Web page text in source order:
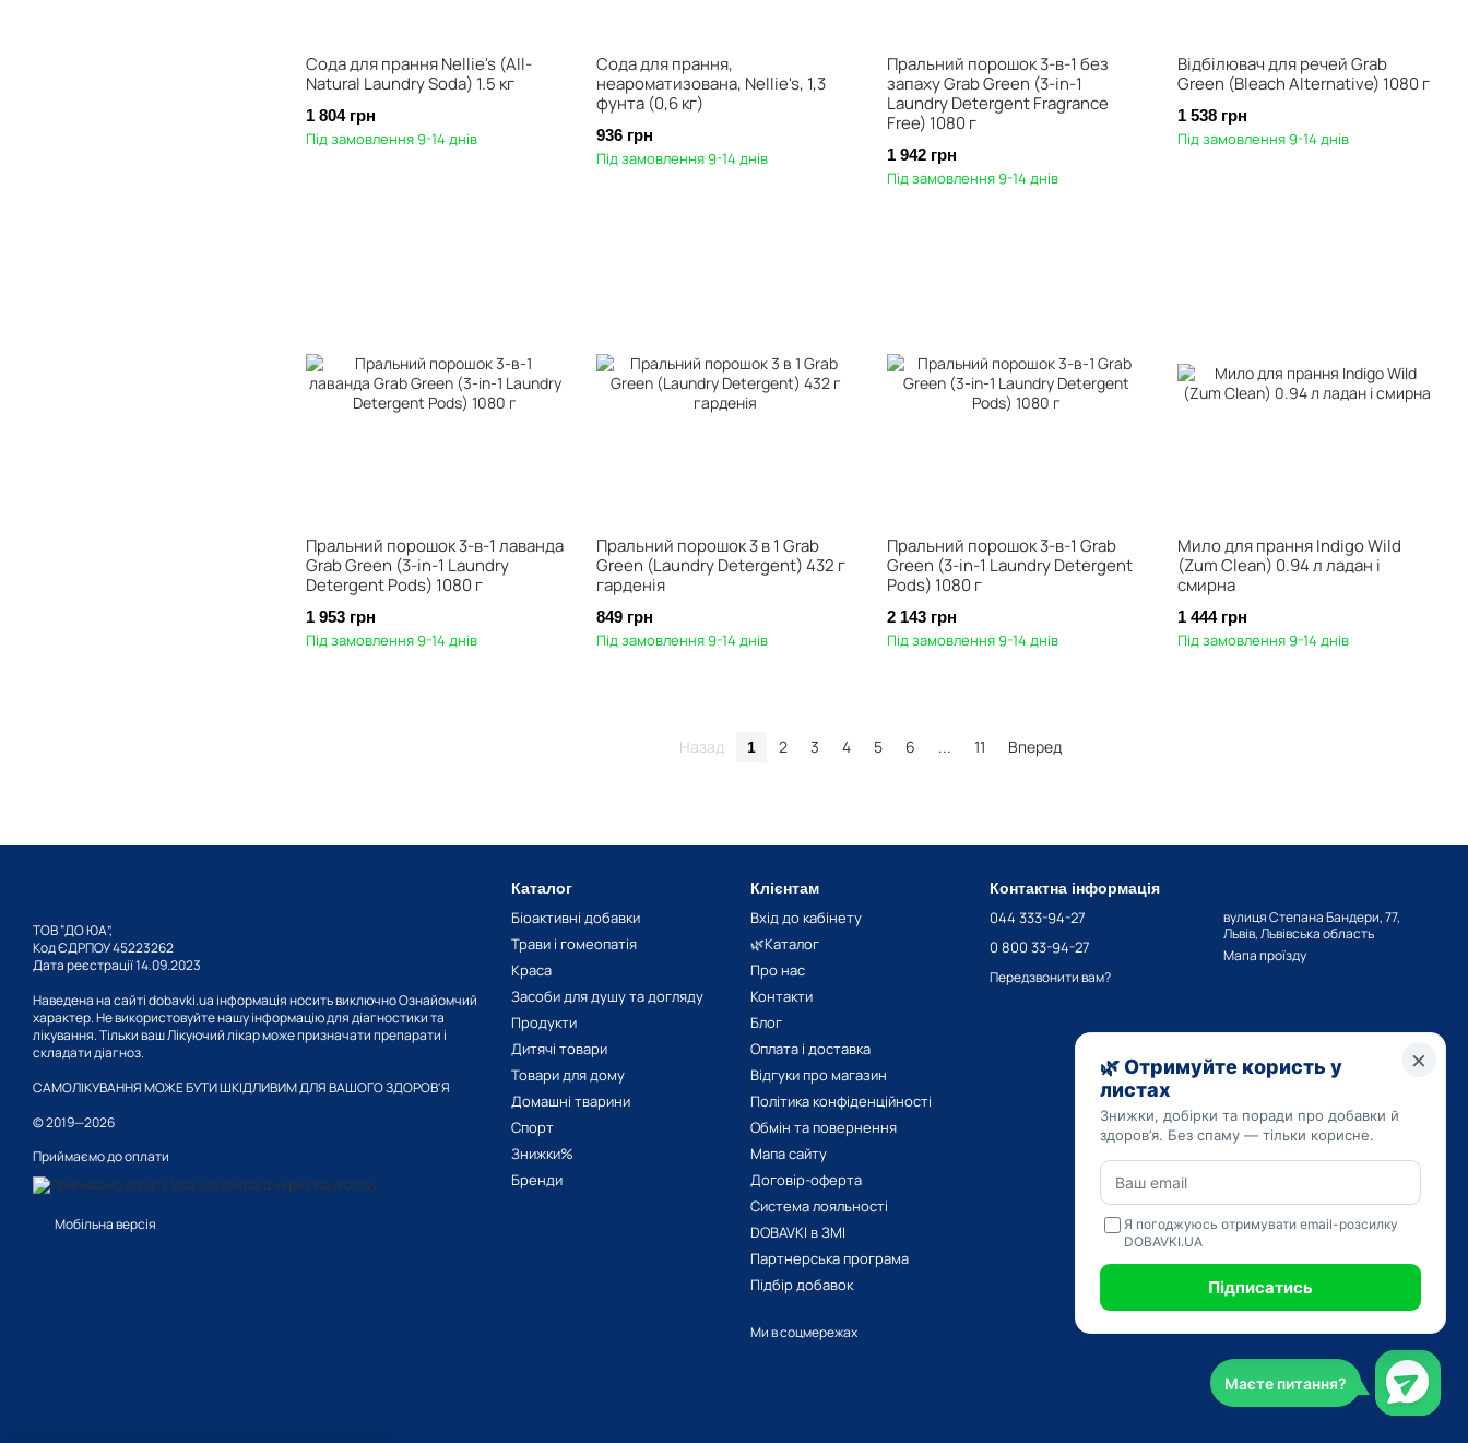
Сода для прання Nellie's (All-
Natural Laundry Soda) 1.5 кг
1 804 грн
Під замовлення 9-14 днів
Сода для прання,
неароматизована, Nellie's, 1,3
фунта (0,6 кг)
936 грн
Під замовлення 9-14 днів
Пральний порошок 3-в-1 без
запаху Grab Green (3-in-1
Laundry Detergent Fragrance
Free) 1080 г
1 942 грн
Під замовлення 9-14 днів
Відбілювач для речей Grab
Green (Bleach Alternative) 1080 г
1 538 грн
Під замовлення 9-14 днів
Пральний порошок 3-в-1 лаванда
Grab Green (3-in-1 Laundry
Detergent Pods) 1080 г
1 953 грн
Під замовлення 9-14 днів
Пральний порошок 3 в 1 Grab
Green (Laundry Detergent) 432 г
гарденія
849 грн
Під замовлення 9-14 днів
Пральний порошок 3-в-1 Grab
Green (3-in-1 Laundry Detergent
Pods) 1080 г
2 143 грн
Під замовлення 9-14 днів
Мило для прання Indigo Wild
(Zum Clean) 0.94 л ладан і
смирна
1 444 грн
Під замовлення 9-14 днів
Назад 1 2 3 4 5 6 ... 11 Вперед
ТОВ “ДО ЮА”,
Код ЄДРПОУ 45223262
Дата реєстрації 14.09.2023
Наведена на сайті dobavki.ua інформація носить виключно Ознайомчий
характер. Не використовуйте нашу інформацію для діагностики та
лікування. Тільки ваш Лікуючий лікар може призначати препарати і
складати діагноз.
САМОЛІКУВАННЯ МОЖЕ БУТИ ШКІДЛИВИМ ДЛЯ ВАШОГО ЗДОРОВ'Я
© 2019—2026
Приймаємо до оплати
Мобільна версія
Каталог
Біоактивні добавки
Трави і гомеопатія
Краса
Засоби для душу та догляду
Продукти
Дитячі товари
Товари для дому
Домашні тварини
Спорт
Знижки%
Бренди
Клієнтам
Вхід до кабінету
🌿Каталог
Про нас
Контакти
Блог
Оплата і доставка
Відгуки про магазин
Політика конфіденційності
Обмін та повернення
Мапа сайту
Договір-оферта
Система лояльності
DOBAVKI в ЗМІ
Партнерська програма
Підбір добавок
Ми в соцмережах
Контактна інформація
044 333-94-27
0 800 33-94-27
Передзвонити вам?
вулиця Степана Бандери, 77,
Львів, Львівська область
Мапа проїзду